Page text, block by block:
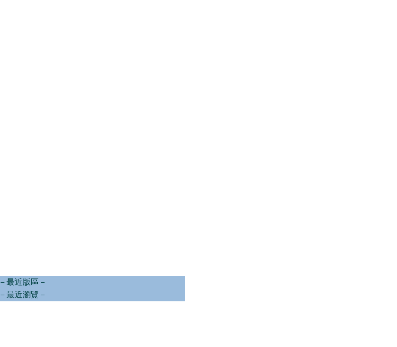
－最近版區－
－最近瀏覽－